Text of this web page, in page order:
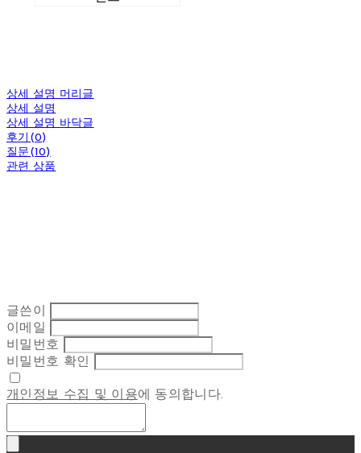
상세 설명 머리글
상세 설명
상세 설명 바닥글
후기(0)
질문(10)
관련 상품
글쓴이
이메일
비밀번호
비밀번호 확인
개인정보 수집 및 이용에 동의합니다.